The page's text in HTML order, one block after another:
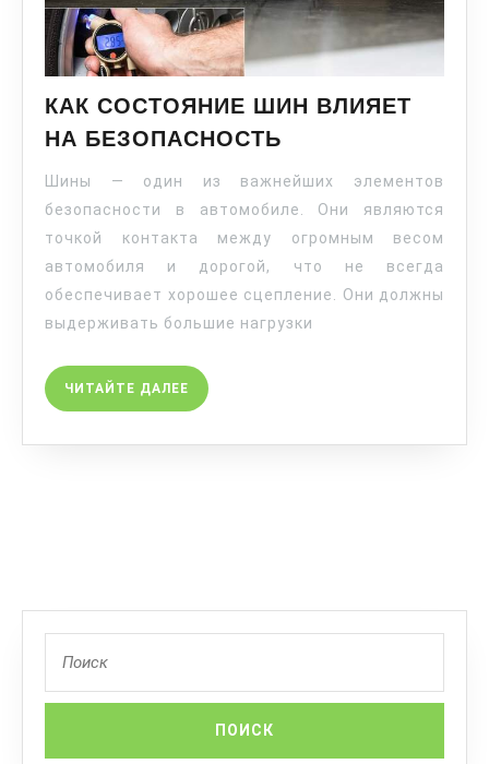
КАК СОСТОЯНИЕ ШИН ВЛИЯЕТ
НА БЕЗОПАСНОСТЬ
Шины — один из важнейших элементов
безопасности в автомобиле. Они являются
точкой контакта между огромным весом
автомобиля и дорогой, что не всегда
обеспечивает хорошее сцепление. Они должны
выдерживать большие нагрузки
ЧИТАЙТЕ ДАЛЕЕ